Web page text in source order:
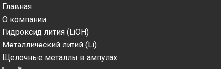
Главная
О компании
Гидроксид лития (LiOH)
Металлический литий (Li)
Щелочные металлы в ампулах